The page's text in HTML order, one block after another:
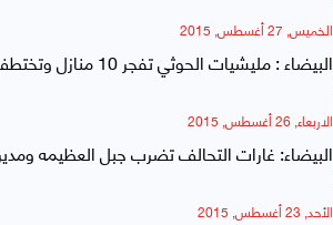
الخميس, 27 أغسطس, 2015
البيضاء : مليشيات الحوثي تفجر 10 منازل وتختطف 12 شخصا من كبار السن في منطقة بركان بمكيراس
الاربعاء, 26 أغسطس, 2015
البيضاء: غارات التحالف تضرب جبل العظيمه
الأحد, 23 أغسطس, 2015